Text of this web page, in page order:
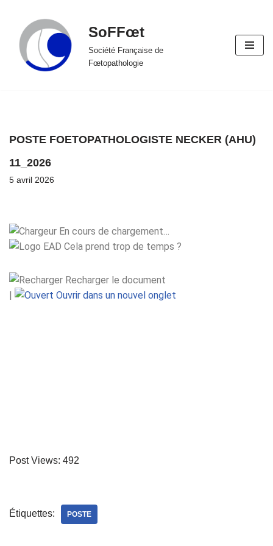
Aller
au
contenu
SoFFœt
Société Française de
Fœtopathologie
POSTE FOETOPATHOLOGISTE NECKER (AHU)
11_2026
5 avril 2026
En cours de chargement…
Cela prend trop de temps ?
Recharger le document
|
Ouvrir dans un nouvel onglet
Post Views: 492
Étiquettes: POSTE